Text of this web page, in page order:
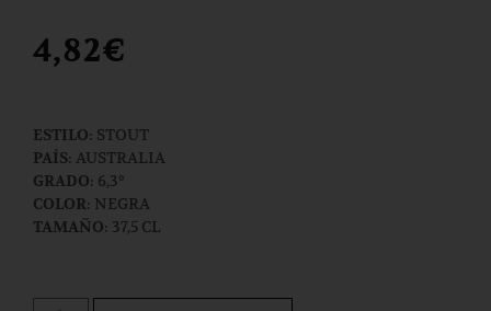
4,82€
ESTILO: STOUT
PAÍS: AUSTRALIA
GRADO: 6,3º
COLOR: NEGRA
TAMAÑO: 37,5 CL